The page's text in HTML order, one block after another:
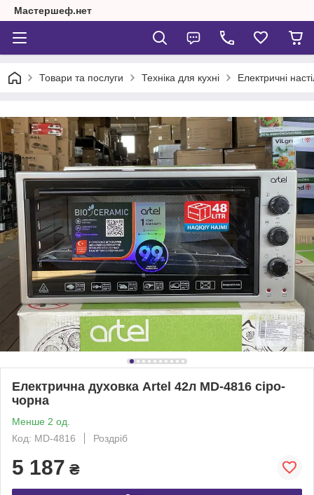
Мастершеф.нет
Товари та послуги Техніка для кухні Електричні
Електрична духовка Artel 42л MD-4816 сіро-
чорна
Менше 2 од.
Код: MD-4816
Роздріб
5 187 ₴